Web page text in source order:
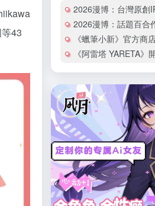
43
2026漫博：台灣原創IP《朵莉 DOLLY》全球首場發布會登場
2026漫博：話題百合作品《汙穢不堪的妳最惹人憐愛》
《蠟筆小新》官方商店「Crayon Shinchan Cinema
《阿雷塔 YARETA》開放Playtest試